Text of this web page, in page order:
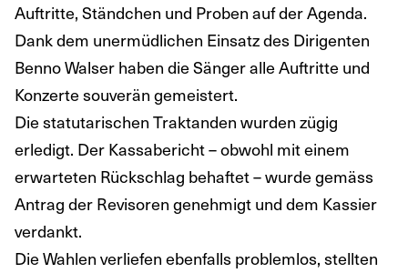
Auftritte, Ständchen und Proben auf der Agenda.
Dank dem unermüdlichen Einsatz des Dirigenten
Benno Walser haben die Sänger alle Auftritte und
Konzerte souverän gemeistert.
Die statutarischen Traktanden wurden zügig
erledigt. Der Kassabericht – obwohl mit einem
erwarteten Rückschlag behaftet – wurde gemäss
Antrag der Revisoren genehmigt und dem Kassier
verdankt.
Die Wahlen verliefen ebenfalls problemlos, stellten